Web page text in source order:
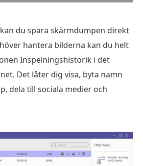
du spara skärmdumpen direkt
hantera bilderna kan du helt
Inspelningshistorik i det
Det låter dig visa, byta namn
dela till sociala medier och